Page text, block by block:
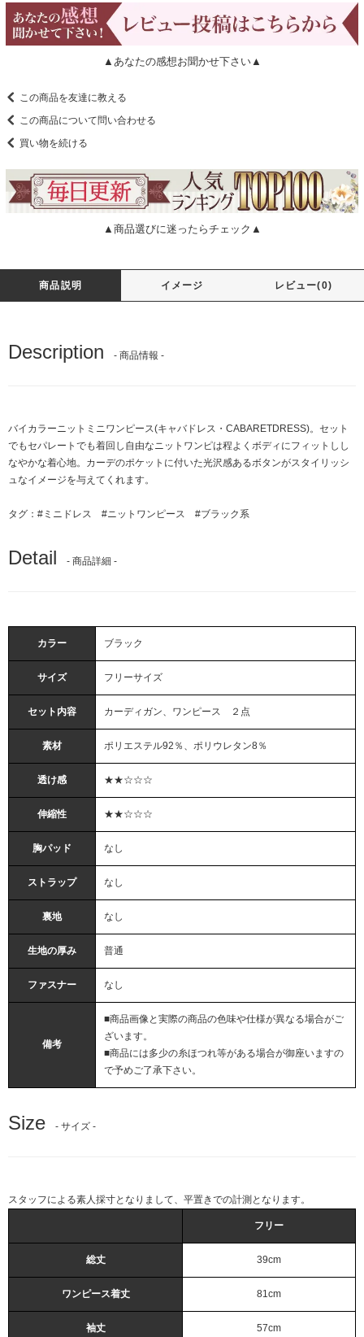
▲あなたの感想お聞かせ下さい▲
この商品を友達に教える
この商品について問い合わせる
買い物を続ける
▲商品選びに迷ったらチェック▲
商品説明 イメージ レビュー(0)
Description - 商品情報 -
バイカラーニットミニワンピース(キャバドレス・CABARETDRESS)。セット
でもセパレートでも着回し自由なニットワンピは程よくボディにフィットしし
なやかな着心地。カーデのポケットに付いた光沢感あるボタンがスタイリッシ
ュなイメージを与えてくれます。
タグ： #ミニドレス #ニットワンピース #ブラック系
Detail - 商品詳細 -
カラー ブラック
サイズ フリーサイズ
セット内容 カーディガン、ワンピース ２点
素材 ポリエステル92％、ポリウレタン8％
透け感 ★★☆☆☆
伸縮性 ★★☆☆☆
胸パッド なし
ストラップ なし
裏地 なし
生地の厚み 普通
ファスナー なし
備考
■商品画像と実際の商品の色味や仕様が異なる場合がご
ざいます。
■商品には多少の糸ほつれ等がある場合が御座いますの
で予めご了承下さい。
Size - サイズ -
スタッフによる素人採寸となりまして、平置きでの計測となります。
フリー
総丈 39cm
ワンピース着丈 81cm
袖丈 57cm